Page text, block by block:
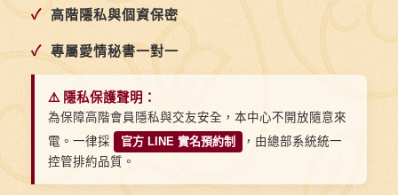
✓ 高階隱私與個資保密
✓ 專屬愛情秘書一對一
⚠️ 隱私保護聲明：
為保障高階會員隱私與交友安全，本中心不開放隨意來
電。一律採
官方 LINE 實名預約制
，由總部系統統一
控管排約品質。